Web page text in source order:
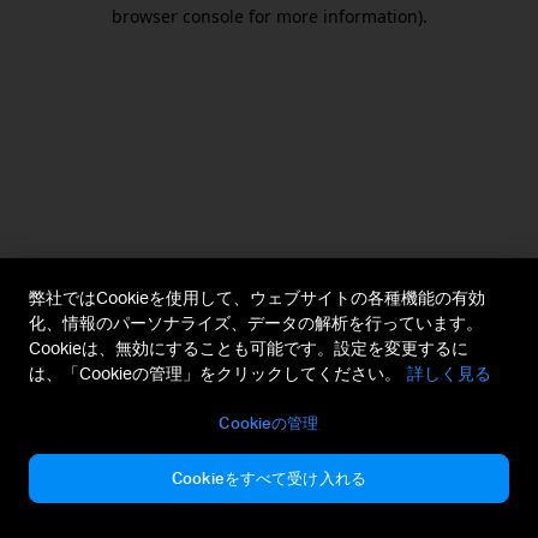
browser console for more information).
弊社ではCookieを使用して、ウェブサイトの各種機能の有効
化、情報のパーソナライズ、データの解析を行っています。
Cookieは、無効にすることも可能です。設定を変更するに
は、「Cookieの管理」をクリックしてください。
詳しく見る
Cookieの管理
Cookieをすべて受け入れる